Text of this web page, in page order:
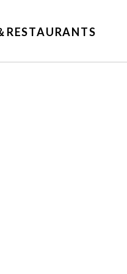
RESTAURANTS